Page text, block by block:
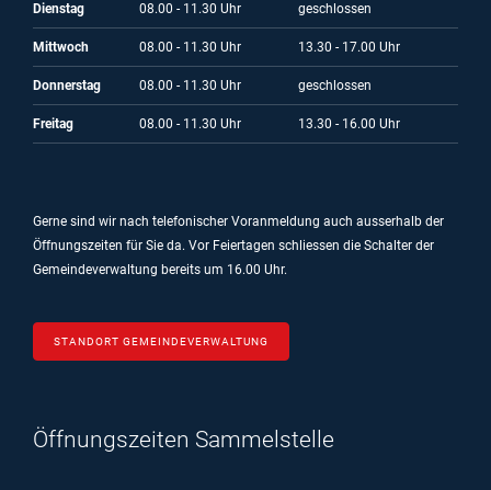
Dienstag 08.00 - 11.30 Uhr geschlossen
Mittwoch 08.00 - 11.30 Uhr 13.30 - 17.00 Uhr
Donnerstag 08.00 - 11.30 Uhr geschlossen
Freitag 08.00 - 11.30 Uhr 13.30 - 16.00 Uhr
Gerne sind wir nach telefonischer Voranmeldung auch ausserhalb der
Öffnungszeiten für Sie da. Vor Feiertagen schliessen die Schalter der
Gemeindeverwaltung bereits um 16.00 Uhr.
STANDORT GEMEINDEVERWALTUNG
Öffnungszeiten Sammelstelle